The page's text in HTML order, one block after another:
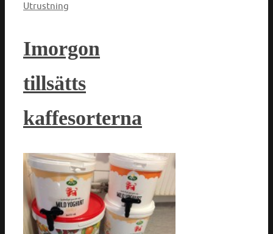
Utrustning
Imorgon
tillsätts
kaffesorterna